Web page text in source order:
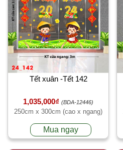
Tết xuân -Tết 142
1,035,000₫ (BDA-12446)
250cm x 300cm (cao x ngang)
Mua ngay